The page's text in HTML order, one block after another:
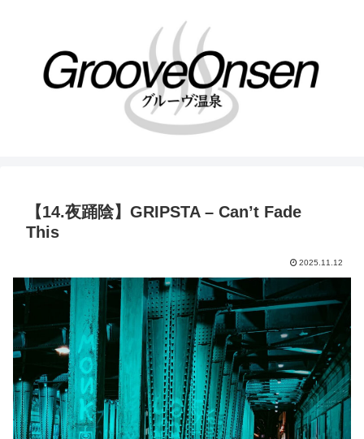
【14.夜踊陰】GRIPSTA – Can’t Fade
This
2025.11.12